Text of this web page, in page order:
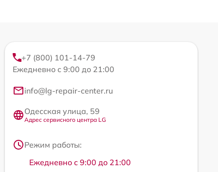
+7 (800) 101-14-79
Ежедневно с 9:00 до 21:00
info@lg-repair-center.ru
Одесская улица, 59
Адрес сервисного центра LG
Режим работы:
Ежедневно с 9:00 до 21:00